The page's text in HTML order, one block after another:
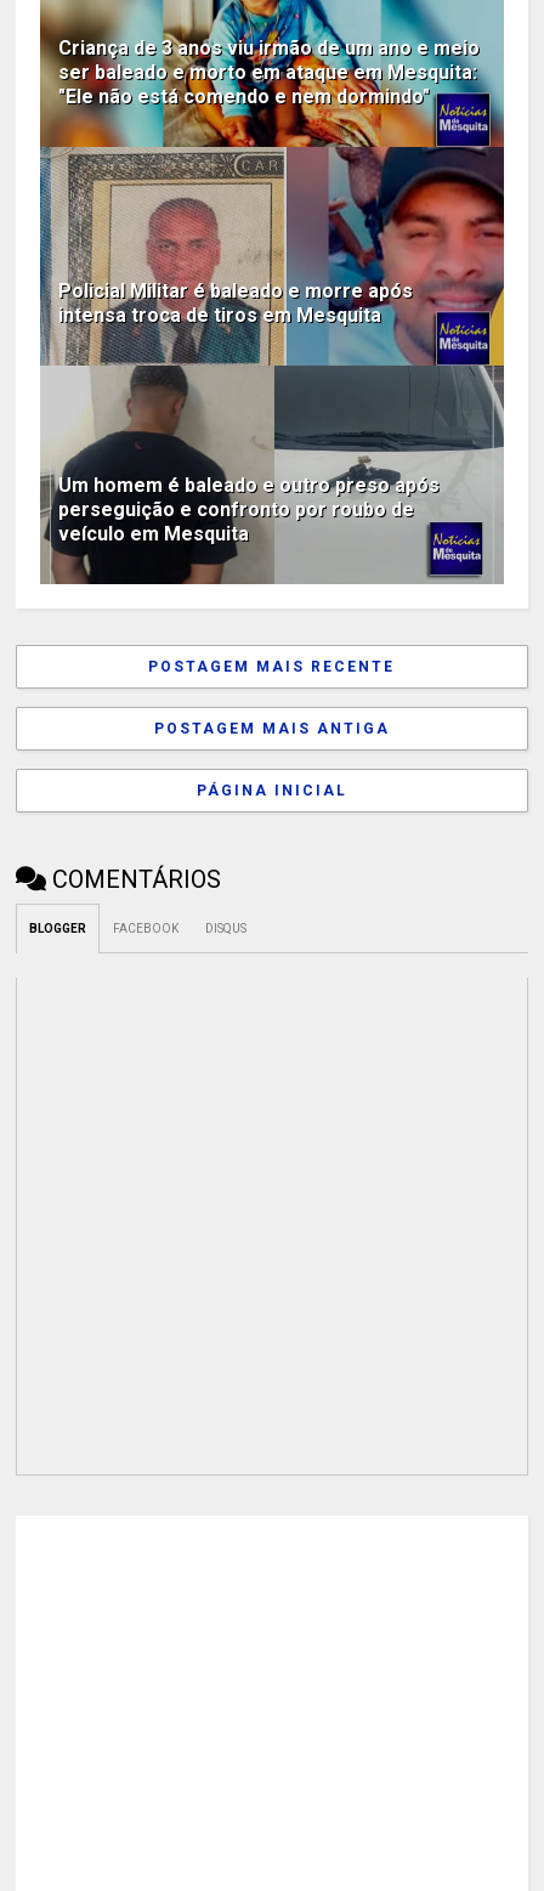
Criança de 3 anos viu irmão de um ano e meio
ser baleado e morto em ataque em Mesquita:
"Ele não está comendo e nem dormindo"
Policial Militar é baleado e morre após
intensa troca de tiros em Mesquita
Um homem é baleado e outro preso após
perseguição e confronto por roubo de
veículo em Mesquita
POSTAGEM MAIS RECENTE
POSTAGEM MAIS ANTIGA
PÁGINA INICIAL
COMENTÁRIOS
BLOGGER FACEBOOK DISQUS